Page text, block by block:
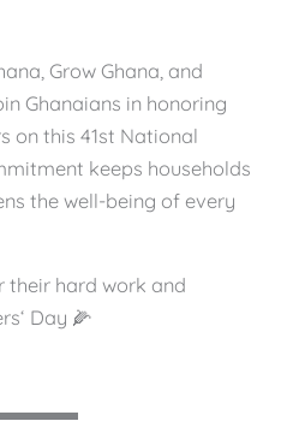
Grow Ghana, and
Ghanaians in honoring
on this 41st National
keeps households
the well-being of every
their hard work and
Day 🌽